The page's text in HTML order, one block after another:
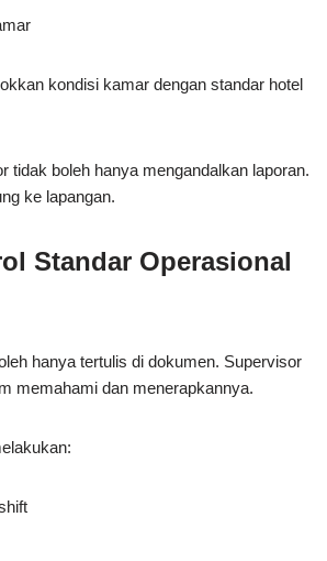
kondisi kamar dengan standar hotel
tidak boleh hanya mengandalkan laporan.
ke lapangan.
Standar Operasional
hanya tertulis di dokumen. Supervisor
memahami dan menerapkannya.